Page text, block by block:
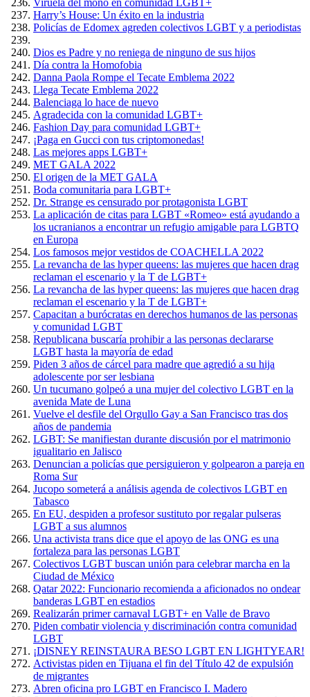
Viruela del mono en comunidad LGBT+
Harry’s House: Un éxito en la industria
Policías de Edomex agreden colectivos LGBT y a periodistas
Dios es Padre y no reniega de ninguno de sus hijos
Día contra la Homofobia
Danna Paola Rompe el Tecate Emblema 2022
Llega Tecate Emblema 2022
Balenciaga lo hace de nuevo
Agradecida con la comunidad LGBT+
Fashion Day para comunidad LGBT+
¡Paga en Gucci con tus criptomonedas!
Las mejores apps LGBT+
MET GALA 2022
El origen de la MET GALA
Boda comunitaria para LGBT+
Dr. Strange es censurado por protagonista LGBT
La aplicación de citas para LGBT «Romeo» está ayudando a
los ucranianos a encontrar un refugio amigable para LGBTQ
en Europa
Los famosos mejor vestidos de COACHELLA 2022
La revancha de las hyper queens: las mujeres que hacen drag
reclaman el escenario y la T de LGBT+
La revancha de las hyper queens: las mujeres que hacen drag
reclaman el escenario y la T de LGBT+
Capacitan a burócratas en derechos humanos de las personas
y comunidad LGBT
Republicana buscaría prohibir a las personas declararse
LGBT hasta la mayoría de edad
Piden 3 años de cárcel para madre que agredió a su hija
adolescente por ser lesbiana
Un tucumano golpeó a una mujer del colectivo LGBT en la
avenida Mate de Luna
Vuelve el desfile del Orgullo Gay a San Francisco tras dos
años de pandemia
LGBT: Se manifiestan durante discusión por el matrimonio
igualitario en Jalisco
Denuncian a policías que persiguieron y golpearon a pareja en
Roma Sur
Jucopo someterá a análisis agenda de colectivos LGBT en
Tabasco
En EU, despiden a profesor sustituto por regalar pulseras
LGBT a sus alumnos
Una activista trans dice que el apoyo de las ONG es una
fortaleza para las personas LGBT
Colectivos LGBT buscan unión para celebrar marcha en la
Ciudad de México
Qatar 2022: Funcionario recomienda a aficionados no ondear
banderas LGBT en estadios
Realizarán primer carnaval LGBT+ en Valle de Bravo
Piden combatir violencia y discriminación contra comunidad
LGBT
¡DISNEY REINSTAURA BESO LGBT EN LIGHTYEAR!
Activistas piden en Tijuana el fin del Título 42 de expulsión
de migrantes
Abren oficina pro LGBT en Francisco I. Madero